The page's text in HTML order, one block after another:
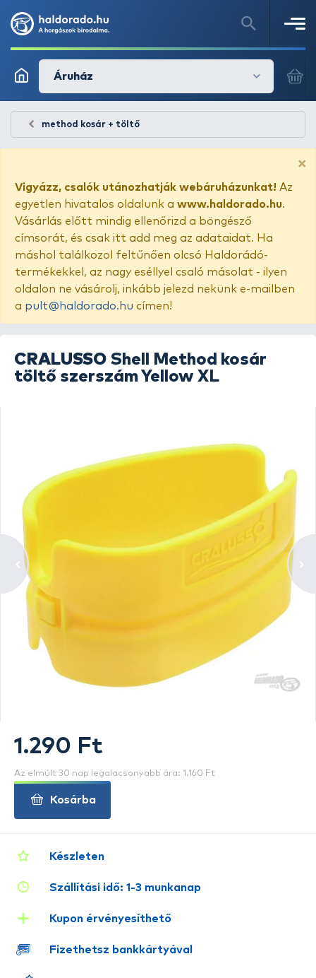
Áruház
method kosár + töltő
×
Vigyázz, csalók utánozhatják webáruházunkat! Az
egyetlen hivatalos oldalunk a www.haldorado.hu.
Vásárlás előtt mindig ellenőrizd a böngésző
címsorát, és csak itt add meg az adataidat. Ha
máshol találkozol feltűnően olcsó Haldorádó-
termékekkel, az nagy eséllyel csaló másolat - ilyen
oldalon ne vásárolj, inkább jelezd nekünk e-mailben
a pult@haldorado.hu címen!
CRALUSSO Shell Method kosár
töltő szerszám Yellow XL
Készleten
Szállítási idő: 1-3 munkanap
Kupon érvényesíthető
Fizethetsz bankkártyával
1.290 Ft
Az elmúlt 30 nap legalacsonyabb ára: 1.160 Ft
Kosárba